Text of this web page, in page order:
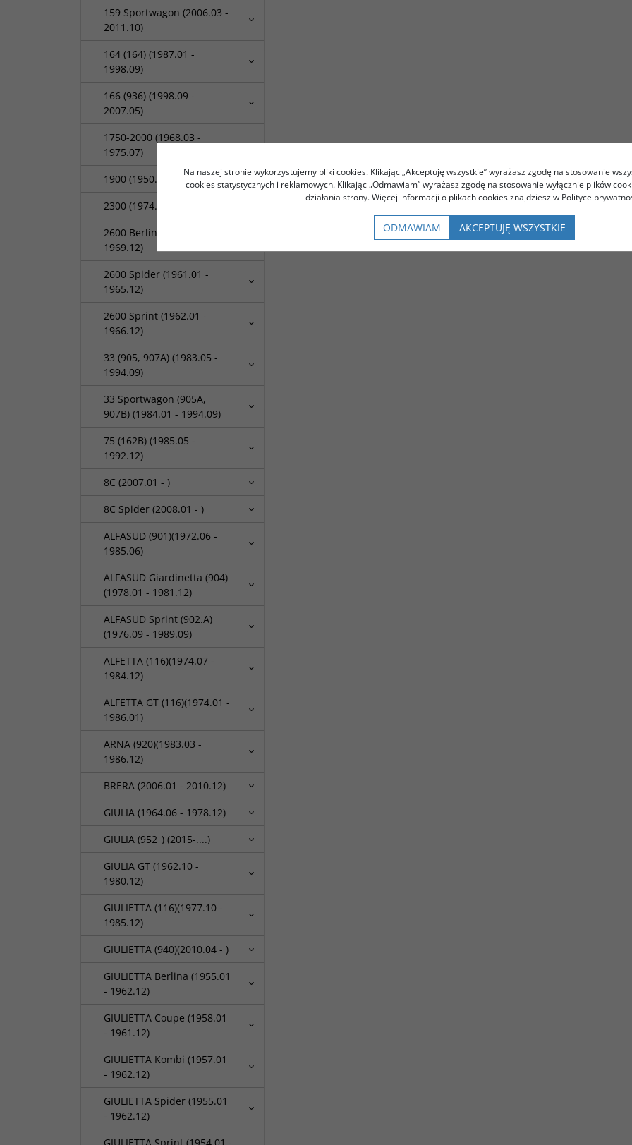
159 Sportwagon (2006.03 -
2011.10)
164 (164) (1987.01 -
1998.09)
166 (936) (1998.09 -
2007.05)
1750-2000 (1968.03 -
1975.07)
1900 (1950.10 - 1959.09)
2300 (1974.03 - 1980.10)
2600 Berlina (1962.01 -
1969.12)
2600 Spider (1961.01 -
1965.12)
2600 Sprint (1962.01 -
1966.12)
33 (905, 907A) (1983.05 -
1994.09)
33 Sportwagon (905A,
907B) (1984.01 - 1994.09)
75 (162B) (1985.05 -
1992.12)
8C (2007.01 - )
8C Spider (2008.01 - )
ALFASUD (901)(1972.06 -
1985.06)
ALFASUD Giardinetta (904)
(1978.01 - 1981.12)
ALFASUD Sprint (902.A)
(1976.09 - 1989.09)
ALFETTA (116)(1974.07 -
1984.12)
ALFETTA GT (116)(1974.01 -
1986.01)
ARNA (920)(1983.03 -
1986.12)
BRERA (2006.01 - 2010.12)
GIULIA (1964.06 - 1978.12)
GIULIA (952_) (2015-....)
GIULIA GT (1962.10 -
1980.12)
GIULIETTA (116)(1977.10 -
1985.12)
GIULIETTA (940)(2010.04 - )
GIULIETTA Berlina (1955.01
- 1962.12)
GIULIETTA Coupe (1958.01
- 1961.12)
GIULIETTA Kombi (1957.01
- 1962.12)
GIULIETTA Spider (1955.01
- 1962.12)
Na naszej stronie wykorzystujemy pliki cookies. Klikając „Akceptuję wszystkie” wyrażasz zgodę na stosowanie
cookies statystycznych i reklamowych. Klikając „Odmawiam” wyrażasz zgodę na stosowanie wyłącznie plików
działania strony. Więcej informacji o plikach cookies znajdziesz w Polityce
ODMAWIAM AKCEPTUJĘ WSZYSTKIE